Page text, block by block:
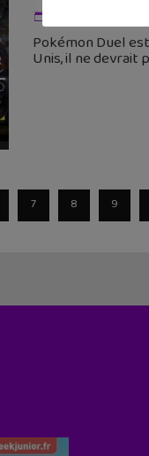
Pokémon Duel
Unis, il ne devrait
7 8 9